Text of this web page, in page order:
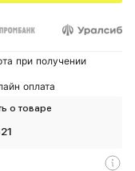
при получении
оплата
о товаре